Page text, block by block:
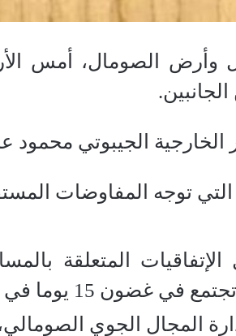
وأرض الصومال، أمس
الخارجية الجيبوتي
التي توجه المفاوضات
الإتفاقيات المتعلقة
جيبوتي لمناقشة هذا الملف